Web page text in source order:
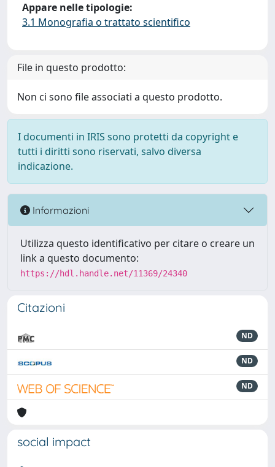
Appare nelle tipologie:
3.1 Monografia o trattato scientifico
File in questo prodotto:
Non ci sono file associati a questo prodotto.
I documenti in IRIS sono protetti da copyright e
tutti i diritti sono riservati, salvo diversa
indicazione.
Informazioni
Utilizza questo identificativo per citare o creare un
link a questo documento:
https://hdl.handle.net/11369/24340
Citazioni
ND
ND
ND
social impact